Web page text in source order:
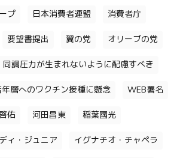
プ 日本消費者連盟 消費者庁
要望書提出 翼の党 オリーブの党
同調圧力が生まれないように配慮すべき
層へのワクチン接種に懸念 WEB署名
佑 河田昌東 稲葉國光
ィ・ジュニア イグナチオ・チャペラ